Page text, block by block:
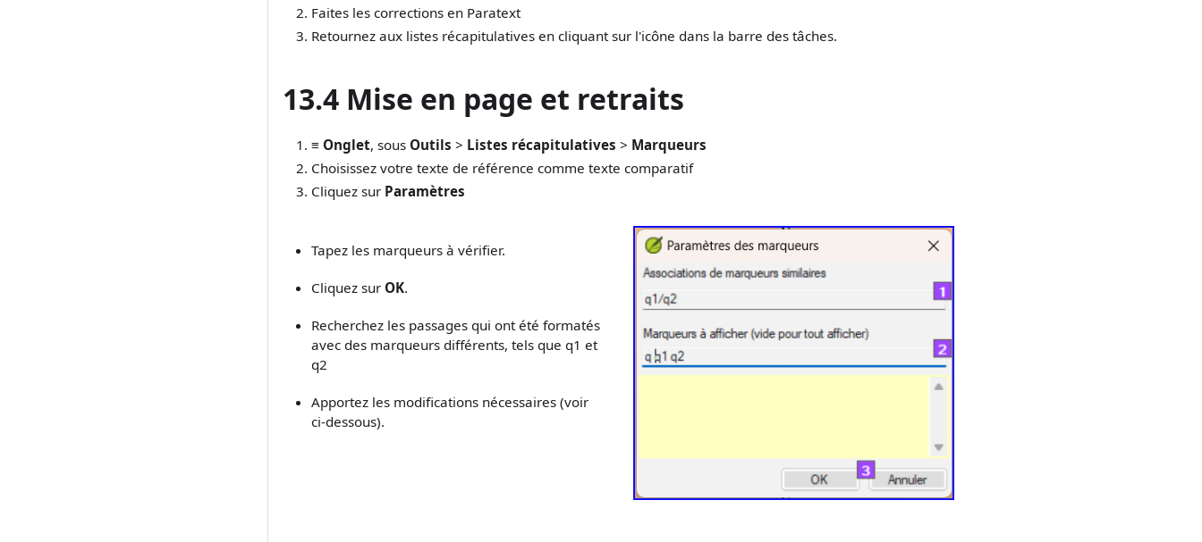
Faites les corrections en Paratext
Retournez aux listes récapitulatives en cliquant sur l'icône dans la barre des tâches.
13.4 Mise en page et retraits
≡ Onglet, sous Outils > Listes récapitulatives > Marqueurs
Choisissez votre texte de référence comme texte comparatif
Cliquez sur Paramètres
Tapez les marqueurs à vérifier.
Cliquez sur OK.
Recherchez les passages qui ont été formatés
avec des marqueurs différents, tels que q1 et
q2
Apportez les modifications nécessaires (voir
ci-dessous).